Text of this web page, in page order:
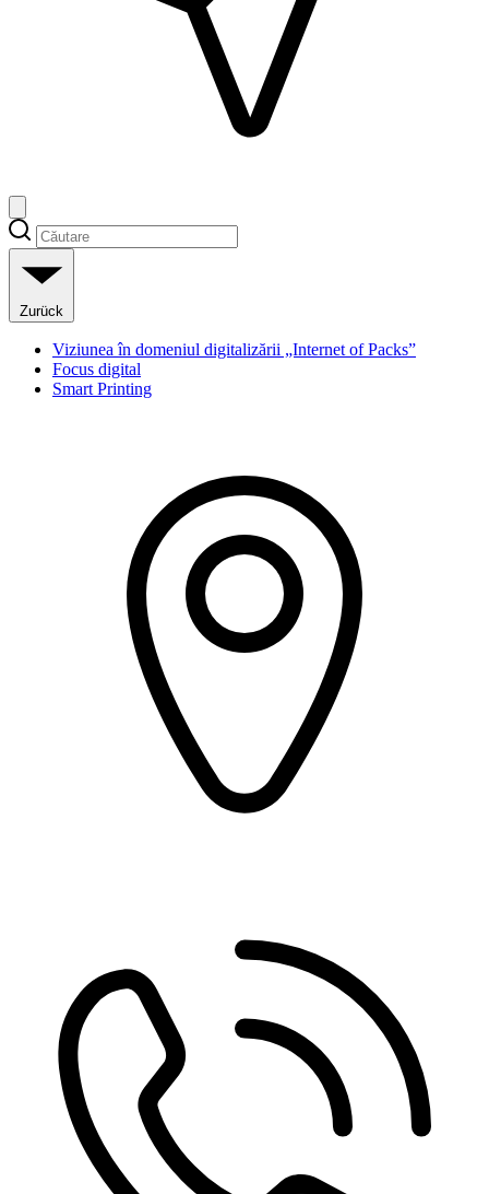
Zurück
Viziunea în domeniul digitalizării „Internet of Packs”
Focus digital
Smart Printing